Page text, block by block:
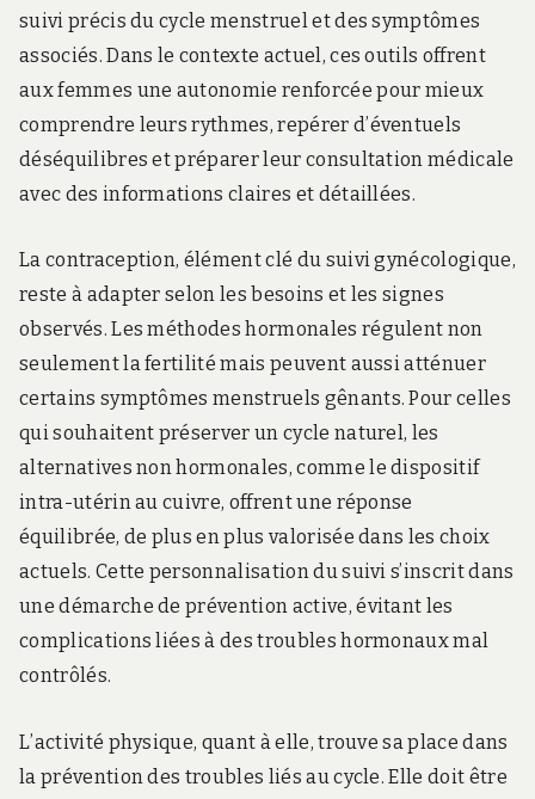
suivi précis du cycle menstruel et des symptômes
associés. Dans le contexte actuel, ces outils offrent
aux femmes une autonomie renforcée pour mieux
comprendre leurs rythmes, repérer d’éventuels
déséquilibres et préparer leur consultation médicale
avec des informations claires et détaillées.
La contraception, élément clé du suivi gynécologique,
reste à adapter selon les besoins et les signes
observés. Les méthodes hormonales régulent non
seulement la fertilité mais peuvent aussi atténuer
certains symptômes menstruels gênants. Pour celles
qui souhaitent préserver un cycle naturel, les
alternatives non hormonales, comme le dispositif
intra-utérin au cuivre, offrent une réponse
équilibrée, de plus en plus valorisée dans les choix
actuels. Cette personnalisation du suivi s’inscrit dans
une démarche de prévention active, évitant les
complications liées à des troubles hormonaux mal
contrôlés.
L’activité physique, quant à elle, trouve sa place dans
la prévention des troubles liés au cycle. Elle doit être